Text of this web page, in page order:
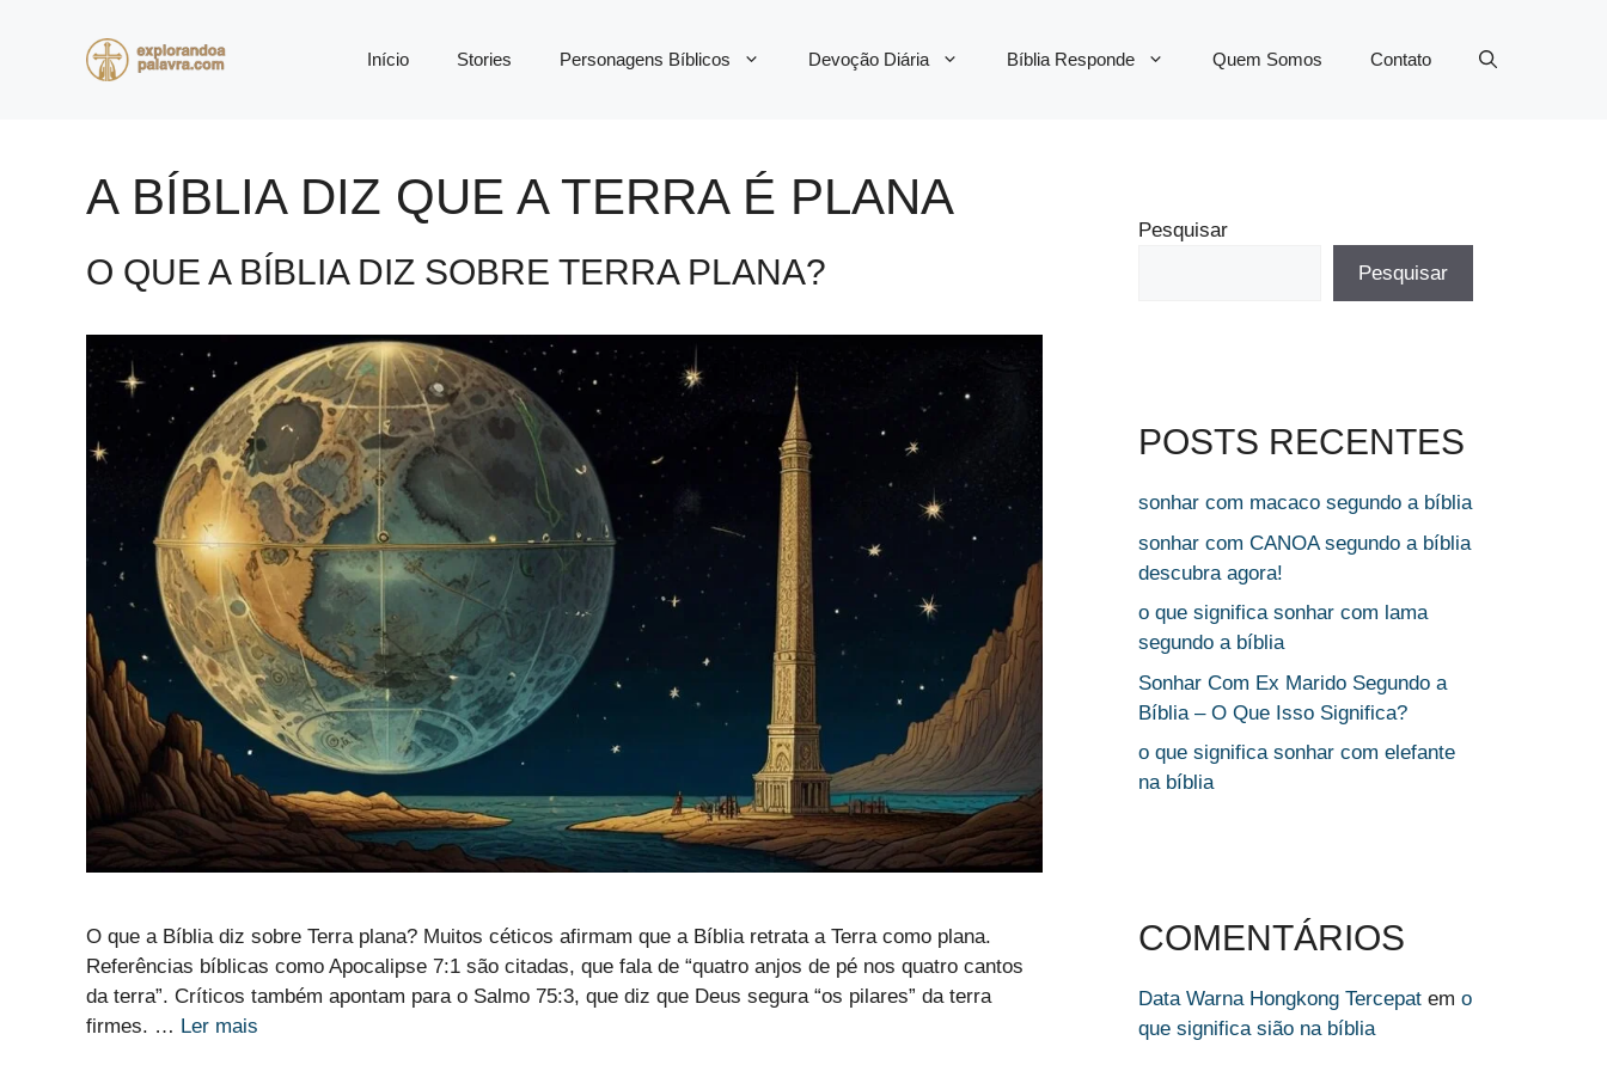
Início Stories Personagens Bíblicos Devoção Diária Bíblia Responde Quem Somos Contato
A BÍBLIA DIZ QUE A TERRA É PLANA
O QUE A BÍBLIA DIZ SOBRE TERRA PLANA?
O que a Bíblia diz sobre Terra plana? Muitos céticos afirmam que a Bíblia retrata a Terra como plana.
Referências bíblicas como Apocalipse 7:1 são citadas, que fala de “quatro anjos de pé nos quatro cantos
da terra”. Críticos também apontam para o Salmo 75:3, que diz que Deus segura “os pilares” da terra
firmes. … Ler mais
Pesquisar
Pesquisar
POSTS RECENTES
sonhar com macaco segundo a bíblia
sonhar com CANOA segundo a bíblia
descubra agora!
o que significa sonhar com lama
segundo a bíblia
Sonhar Com Ex Marido Segundo a
Bíblia – O Que Isso Significa?
o que significa sonhar com elefante
na bíblia
COMENTÁRIOS
Data Warna Hongkong Tercepat em o
que significa sião na bíblia